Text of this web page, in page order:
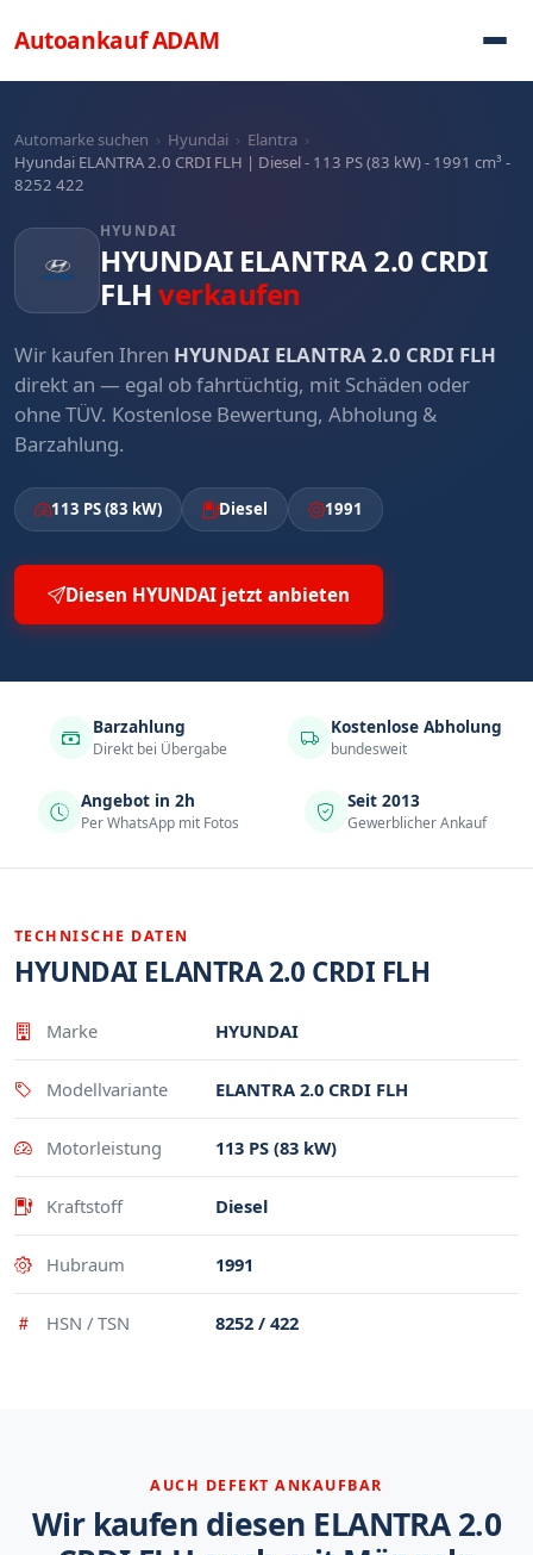
AutoankaufADAM
Automarke suchen › Hyundai › Elantra ›
Hyundai ELANTRA 2.0 CRDI FLH | Diesel - 113 PS (83 kW) - 1991 cm³ -
8252 422
HYUNDAI
HYUNDAI ELANTRA 2.0 CRDI
FLHverkaufen
Wir kaufen Ihren HYUNDAI ELANTRA 2.0 CRDI FLH
direkt an — egal ob fahrtüchtig, mit Schäden oder
ohne TÜV. Kostenlose Bewertung, Abholung &
Barzahlung.
113 PS (83 kW) Diesel 1991
Diesen HYUNDAI jetzt anbieten
Barzahlung
Direkt bei Übergabe
Kostenlose Abholung
bundesweit
Angebot in 2h
Per WhatsApp mit Fotos
Seit 2013
Gewerblicher Ankauf
TECHNISCHE DATEN
HYUNDAI ELANTRA 2.0 CRDI FLH
Eigenschaft
Marke HYUNDAI
Modellvariante ELANTRA 2.0 CRDI FLH
Motorleistung 113 PS (83 kW)
Kraftstoff Diesel
Hubraum 1991
HSN / TSN 8252 / 422
AUCH DEFEKT ANKAUFBAR
Wir kaufen diesen ELANTRA 2.0